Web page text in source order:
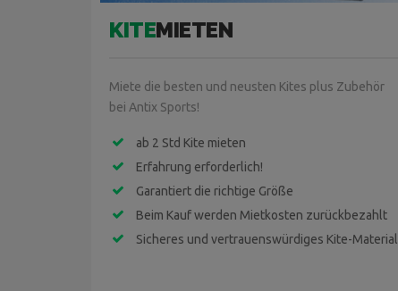
KITEMIETEN
Miete die besten und neusten Kites plus Zubehör
bei Antix Sports!
ab 2 Std Kite mieten
Erfahrung erforderlich!
Garantiert die richtige Größe
Beim Kauf werden Mietkosten zurückbezahlt
Sicheres und vertrauenswürdiges Kite-Material